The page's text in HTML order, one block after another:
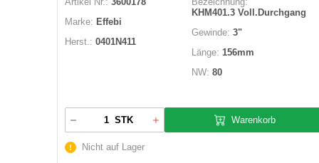
Marke: Effebi
Herst.: 0401N411
KHM401.3 Voll.Durchgang
Gewinde: 3"
Länge: 156mm
NW: 80
STK Warenkorb
Nicht auf Lager